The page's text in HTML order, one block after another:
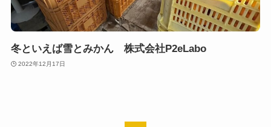
冬といえば雪とみかん 株式会社P2eLabo
2022年12月17日